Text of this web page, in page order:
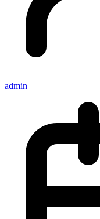
admin